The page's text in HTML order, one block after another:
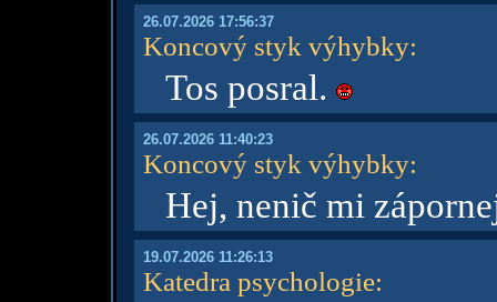
26.07.2026 17:56:37
Koncový styk výhybky:
Tos posral.
26.07.2026 11:40:23
Koncový styk výhybky:
Hej, nenič mi
19.07.2026 11:26:13
Katedra psychologie: